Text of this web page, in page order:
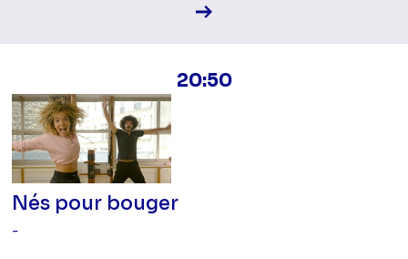
Voir la fiche diffusion
20:50
Nés pour bouger
-